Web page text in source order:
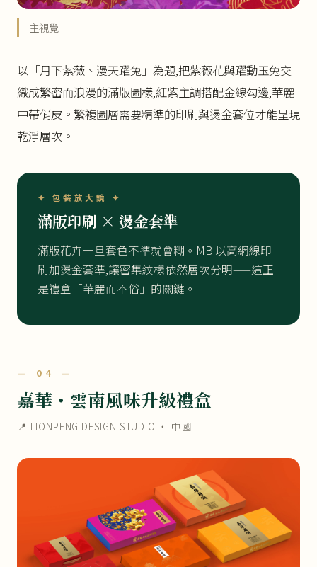
主視覺
以「月下紫薇、漫天躍兔」為題,把紫薇花與躍動玉兔交
織成繁密而浪漫的滿版圖樣,紅紫主調搭配金線勾邊,華麗
中帶俏皮。繁複圖層需要精準的印刷與燙金套位才能呈現
乾淨層次。
✦ 包裝放大鏡 ✦
滿版印刷 × 燙金套準
滿版花卉一旦套色不準就會糊。MB 以高網線印
刷加燙金套準,讓密集紋樣依然層次分明——這正
是禮盒「華麗而不俗」的關鍵。
— 04 —
嘉華・雲南風味升級禮盒
📍 LIONPENG DESIGN STUDIO ・ 中國